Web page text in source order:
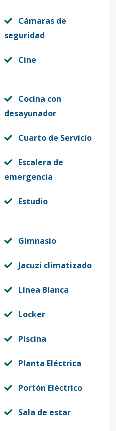
Cámaras de
seguridad
Cine
Cocina con
desayunador
Cuarto de Servicio
Escalera de
emergencia
Estudio
Gimnasio
Jacuzi climatizado
Línea Blanca
Locker
Piscina
Planta Eléctrica
Portón Eléctrico
Sala de estar